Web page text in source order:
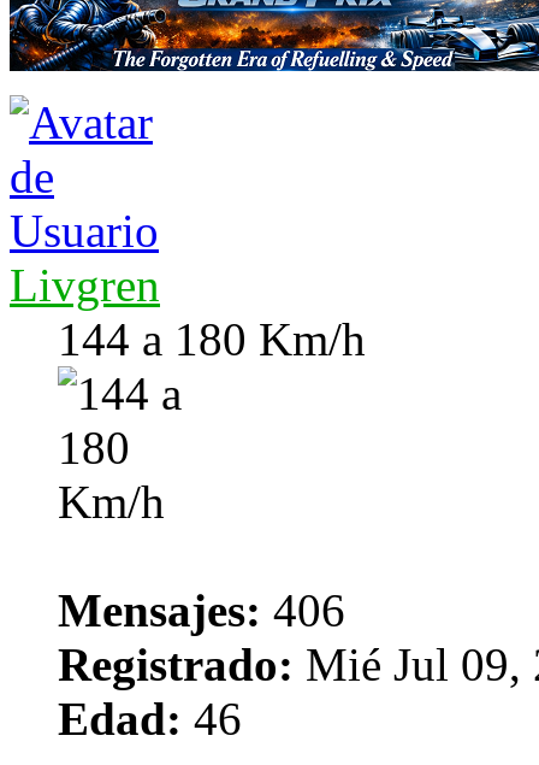
Livgren
144 a 180 Km/h
Mensajes: 406
Registrado: Mié Jul 09,
Edad: 46